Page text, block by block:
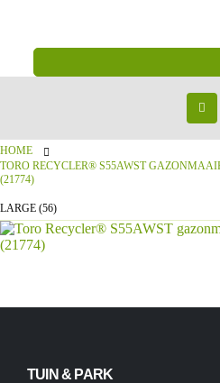
HOME
TORO RECYCLER® S55AWST
(21774)
LARGE (56)
TUIN & PARK